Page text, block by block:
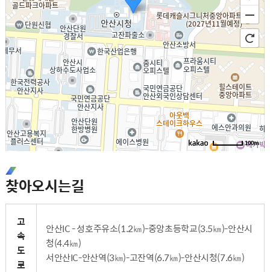
100m
로
드
뷰길
기지
찾아오시는길
고
속
도
로
안산IC - 성호주유소(1.2㎞)-중앙초등학교(3.5㎞)-안산시
청(4.4㎞)
서안산IC-안산역(3㎞)-고잔역(6.7㎞)-안산시청(7.6㎞)